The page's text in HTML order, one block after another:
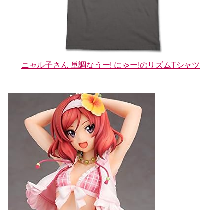
ニャル子さん 単調なうー! にゃー!のリズムTシャツ